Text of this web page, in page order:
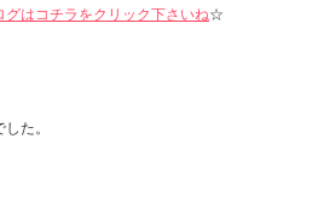
グはコチラをクリック下さいね☆
た。